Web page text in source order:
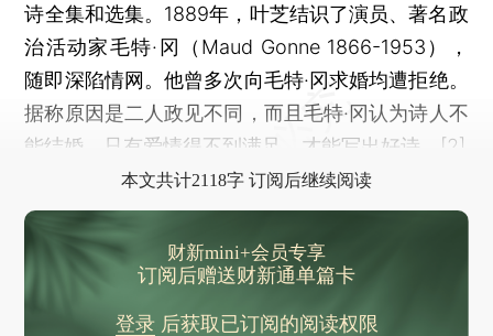
诗全集和选集。1889年，叶芝结识了演员、著名政
治活动家毛特·冈（Maud Gonne 1866-1953），
随即深陷情网。他曾多次向毛特·冈求婚均遭拒绝。
据称原因是二人政见不同，而且毛特·冈认为诗人不
能结婚，只有爱情得不到满足，才能写出好诗。[2]
本文共计2118字 订阅后继续阅读
财新mini+会员专享
订阅后赠送财新通单篇卡
登录后获取已订阅的阅读权限